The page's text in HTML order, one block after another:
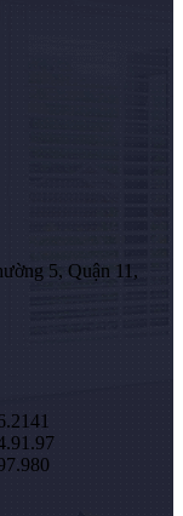
5, Quận 11,